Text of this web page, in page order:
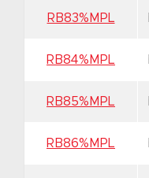
RB83%MPL
RB84%MPL
RB85%MPL
RB86%MPL